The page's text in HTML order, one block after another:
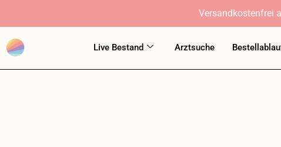
Versandkostenfrei
springen
Live Bestand Arztsuche